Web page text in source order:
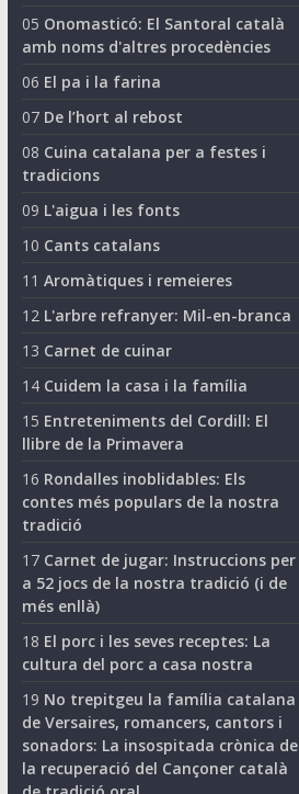
05 Onomasticó: El Santoral català
amb noms d'altres procedències
06 El pa i la farina
07 De l’hort al rebost
08 Cuina catalana per a festes i
tradicions
09 L'aigua i les fonts
10 Cants catalans
11 Aromàtiques i remeieres
12 L'arbre refranyer: Mil-en-branca
13 Carnet de cuinar
14 Cuidem la casa i la família
15 Entreteniments del Cordill: El
llibre de la Primavera
16 Rondalles inoblidables: Els
contes més populars de la nostra
tradició
17 Carnet de jugar: Instruccions per
a 52 jocs de la nostra tradició (i de
més enllà)
18 El porc i les seves receptes: La
cultura del porc a casa nostra
19 No trepitgeu la família catalana
de Versaires, romancers, cantors i
sonadors: La insospitada crònica de
la recuperació del Cançoner català